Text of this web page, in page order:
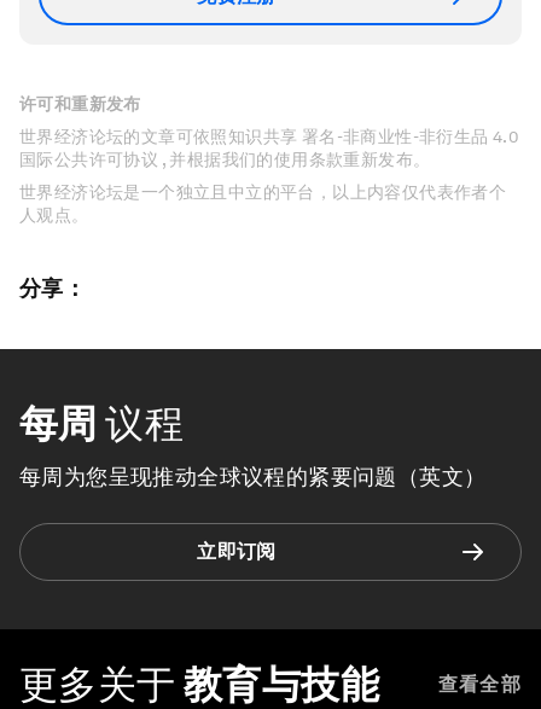
许可和重新发布
世界经济论坛的文章可依照知识共享 署名-非商业性-非衍生品 4.0
国际公共许可协议 , 并根据我们的使用条款重新发布。
世界经济论坛是一个独立且中立的平台，以上内容仅代表作者个
人观点。
分享：
每周 议程
每周为您呈现推动全球议程的紧要问题（英文）
立即订阅
更多关于 教育与技能 查看全部